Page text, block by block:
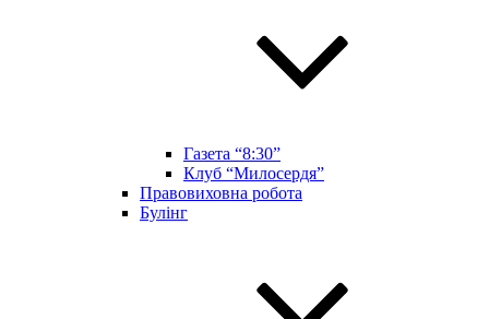
Газета “8:30”
Клуб “Милосердя”
Правовиховна робота
Булінг